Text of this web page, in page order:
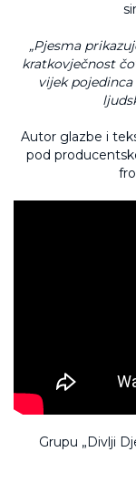
„Pjesma
kratkovječnost
vijek
Autor glazbe i
pod
Grupu „Divlji